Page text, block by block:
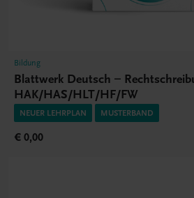
Bildung
Blattwerk Deutsch –
HAK/HAS/HLT/HF/FW
NEUER LEHRPLAN MUSTERBAND
€ 0,00